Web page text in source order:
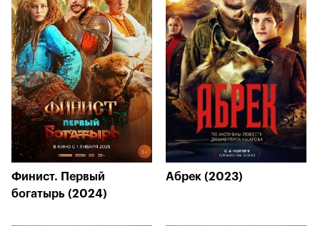
Финист. Первый
богатырь (2024)
Абрек (2023)